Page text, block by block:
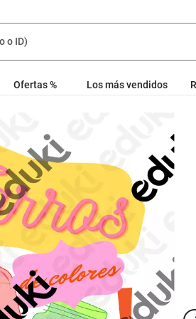
Ofertas % Los más vendidos